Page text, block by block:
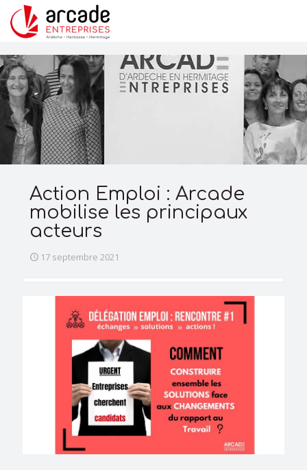
Action Emploi : Arcade
mobilise les principaux
acteurs
17 septembre 2021